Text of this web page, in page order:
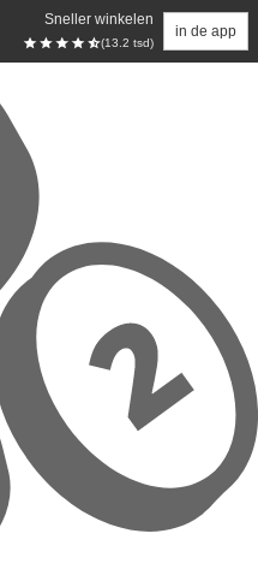
Sneller winkelen
(13.2 tsd)
in de app